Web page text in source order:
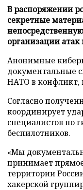
В распоряжении
секретные
организации атак
Анонимные
документальные
НАТО в конфликт,
Согласно
координирует
специалистов по
беспилотников.
«Мы
принимает
территории
хакерской